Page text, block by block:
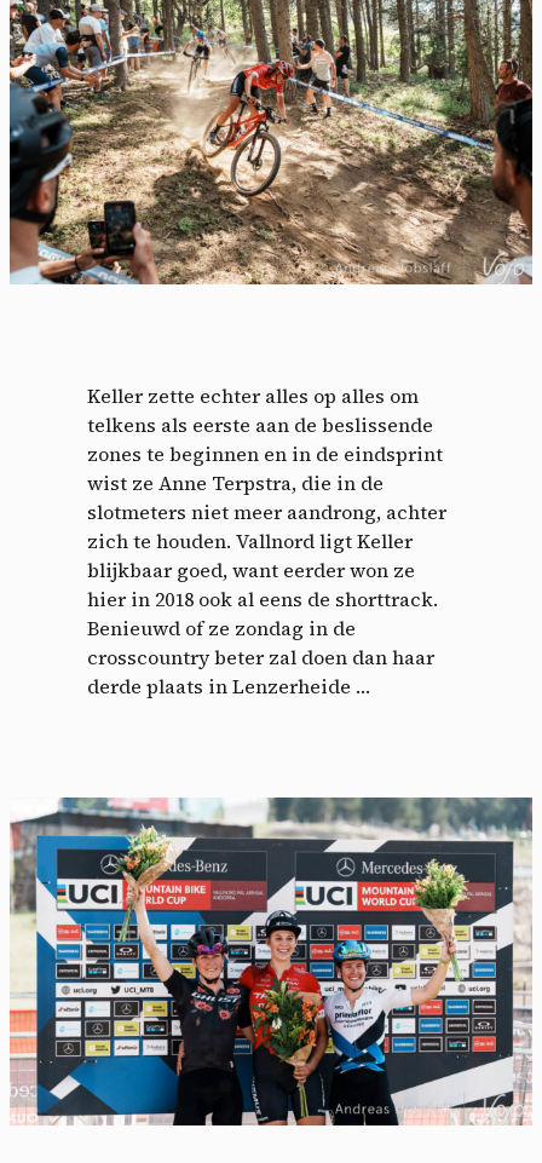
Keller zette echter alles op alles om
telkens als eerste aan de beslissende
zones te beginnen en in de eindsprint
wist ze Anne Terpstra, die in de
slotmeters niet meer aandrong, achter
zich te houden. Vallnord ligt Keller
blijkbaar goed, want eerder won ze
hier in 2018 ook al eens de shorttrack.
Benieuwd of ze zondag in de
crosscountry beter zal doen dan haar
derde plaats in Lenzerheide …